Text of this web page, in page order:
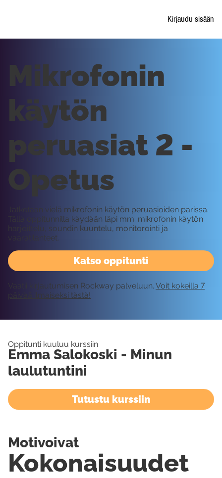
Kirjaudu sisään
Katso oppitunti
Mikrofonin
käytön
peruasiat 2 -
Opetus
Jatketaan vielä mikrofonin käytön peruasioiden parissa.
Tällä oppitunnilla käydään läpi mm. mikrofonin käytön
harjoittelu, soundin kuuntelu, monitorointi ja
vaaratilanteet.
Vaatii kirjautumisen Rockway palveluun. Voit kokeilla 7
päivää ilmaiseksi tästä!
Oppitunti kuuluu kurssiin
Emma Salokoski - Minun
laulutuntini
Tutustu kurssiin
Kokonaisuudet
Motivoivat